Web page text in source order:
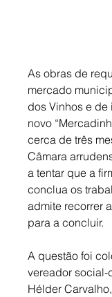
As obras de
mercado
dos Vinhos e
novo
cerca de três
Câmara
a tentar que a
conclua os
admite recorrer
para a concluir.
A questão foi
vereador social-
Hélder